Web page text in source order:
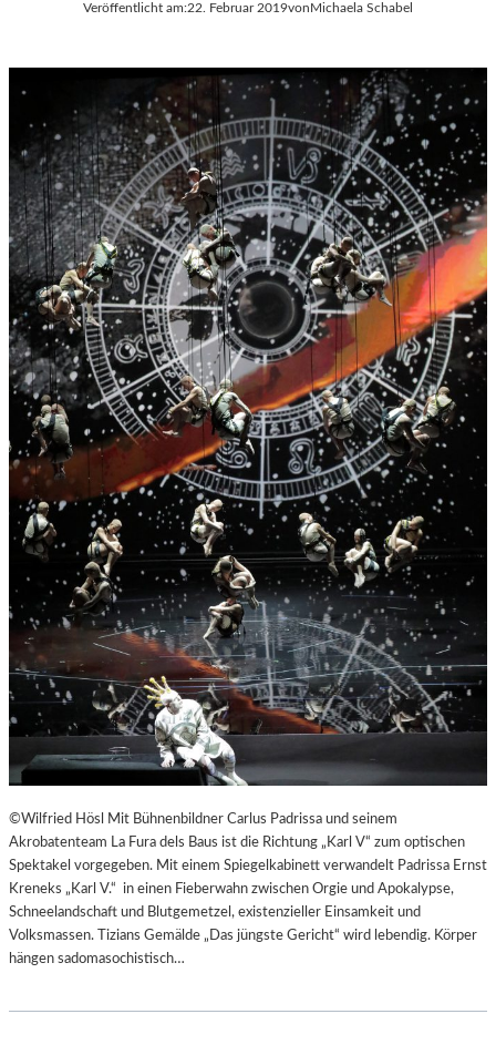
Veröffentlicht am:22. Februar 2019vonMichaela Schabel
©Wilfried Hösl Mit Bühnenbildner Carlus Padrissa und seinem
Akrobatenteam La Fura dels Baus ist die Richtung „Karl V“ zum optischen
Spektakel vorgegeben. Mit einem Spiegelkabinett verwandelt Padrissa Ernst
Kreneks „Karl V.“ in einen Fieberwahn zwischen Orgie und Apokalypse,
Schneelandschaft und Blutgemetzel, existenzieller Einsamkeit und
Volksmassen. Tizians Gemälde „Das jüngste Gericht“ wird lebendig. Körper
hängen sadomasochistisch…